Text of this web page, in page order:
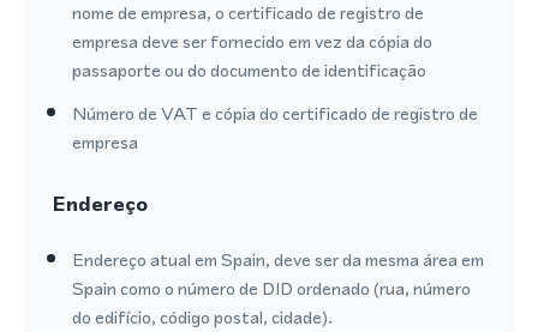
nome de empresa, o certificado de registro de
empresa deve ser fornecido em vez da cópia do
passaporte ou do documento de identificação
Número de VAT e cópia do certificado de registro de
empresa
Endereço
Endereço atual em Spain, deve ser da mesma área em
Spain como o número de DID ordenado (rua, número
do edifício, código postal, cidade).